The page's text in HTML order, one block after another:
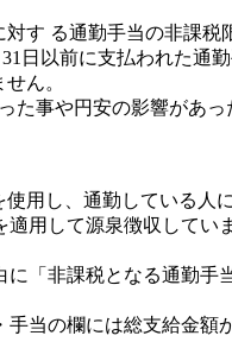
す る通勤手当の非課税
日以前に支払われた通
ん。
た事や円安の影響があっ
用し、通勤している人
適用して源泉徴収して
に「非課税となる通勤
手当の欄には総支給金